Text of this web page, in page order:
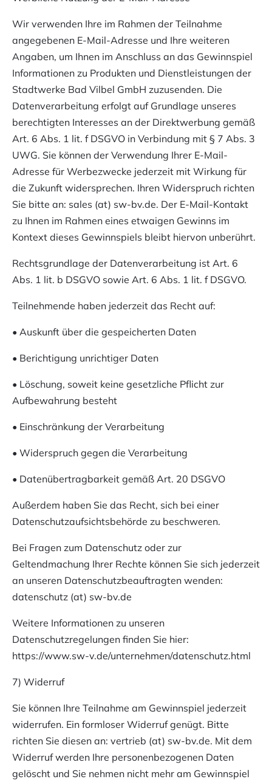
Wir verwenden Ihre im Rahmen der Teilnahme
angegebenen E-Mail-Adresse und Ihre weiteren
Angaben, um Ihnen im Anschluss an das Gewinnspiel
Informationen zu Produkten und Dienstleistungen der
Stadtwerke Bad Vilbel GmbH zuzusenden. Die
Datenverarbeitung erfolgt auf Grundlage unseres
berechtigten Interesses an der Direktwerbung gemäß
Art. 6 Abs. 1 lit. f DSGVO in Verbindung mit § 7 Abs. 3
UWG. Sie können der Verwendung Ihrer E-Mail-
Adresse für Werbezwecke jederzeit mit Wirkung für
die Zukunft widersprechen. Ihren Widerspruch richten
Sie bitte an: sales (at) sw-bv.de. Der E-Mail-Kontakt
zu Ihnen im Rahmen eines etwaigen Gewinns im
Kontext dieses Gewinnspiels bleibt hiervon unberührt.
Rechtsgrundlage der Datenverarbeitung ist Art. 6
Abs. 1 lit. b DSGVO sowie Art. 6 Abs. 1 lit. f DSGVO.
Teilnehmende haben jederzeit das Recht auf:
• Auskunft über die gespeicherten Daten
• Berichtigung unrichtiger Daten
• Löschung, soweit keine gesetzliche Pflicht zur
Aufbewahrung besteht
• Einschränkung der Verarbeitung
• Widerspruch gegen die Verarbeitung
• Datenübertragbarkeit gemäß Art. 20 DSGVO
Außerdem haben Sie das Recht, sich bei einer
Datenschutzaufsichtsbehörde zu beschweren.
Bei Fragen zum Datenschutz oder zur
Geltendmachung Ihrer Rechte können Sie sich jederzeit
an unseren Datenschutzbeauftragten wenden:
datenschutz (at) sw-bv.de
Weitere Informationen zu unseren
Datenschutzregelungen finden Sie hier:
https://www.sw-v.de/unternehmen/datenschutz.html
7) Widerruf
Sie können Ihre Teilnahme am Gewinnspiel jederzeit
widerrufen. Ein formloser Widerruf genügt. Bitte
richten Sie diesen an: vertrieb (at) sw-bv.de. Mit dem
Widerruf werden Ihre personenbezogenen Daten
gelöscht und Sie nehmen nicht mehr am Gewinnspiel